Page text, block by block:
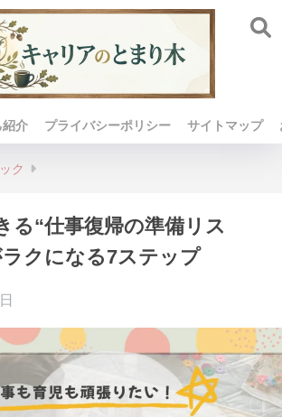
紹介 プライバシーポリシー サイトマップ
ク
る“仕事復帰の準備リス
ラクになる7ステップ